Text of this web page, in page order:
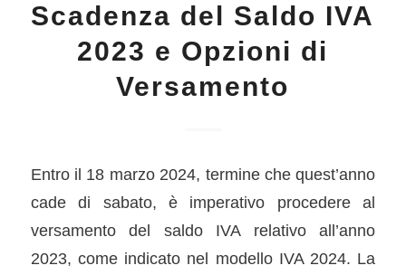
Scadenza del Saldo IVA
2023 e Opzioni di
Versamento
Entro il 18 marzo 2024, termine che quest’anno
cade di sabato, è imperativo procedere al
versamento del saldo IVA relativo all’anno
2023, come indicato nel modello IVA 2024. La